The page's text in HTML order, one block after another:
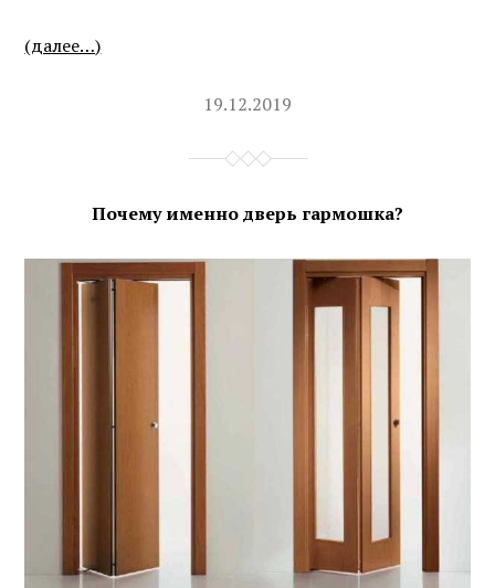
(далее…)
19.12.2019
Почему именно дверь гармошка?